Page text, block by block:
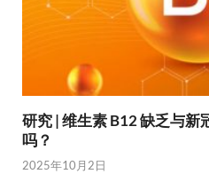
研究 | 维生素 B12 缺乏与
吗？
2025年10月2日